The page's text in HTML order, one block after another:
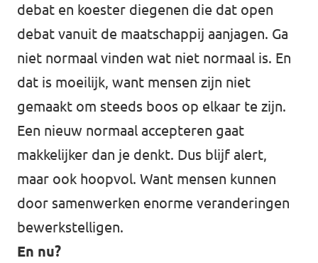
debat en koester diegenen die dat open
debat vanuit de maatschappij aanjagen. Ga
niet normaal vinden wat niet normaal is. En
dat is moeilijk, want mensen zijn niet
gemaakt om steeds boos op elkaar te zijn.
Een nieuw normaal accepteren gaat
makkelijker dan je denkt. Dus blijf alert,
maar ook hoopvol. Want mensen kunnen
door samenwerken enorme veranderingen
bewerkstelligen.
En nu?